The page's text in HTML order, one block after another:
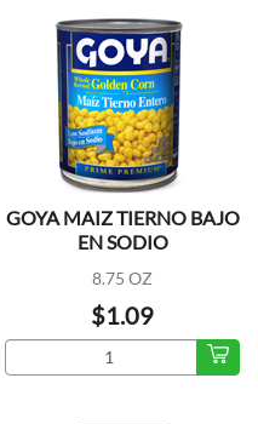
GOYA MAIZ TIERNO BAJO
EN SODIO
8.75 OZ
$1.09